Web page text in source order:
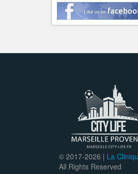
© 2017-2026 | La
All Rights Reserved